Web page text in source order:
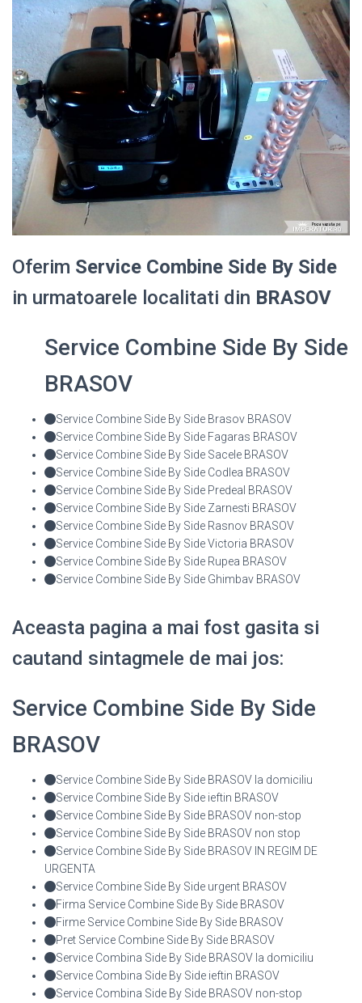
Oferim Service Combine Side By Side
in urmatoarele localitati din BRASOV
Service Combine Side By Side
BRASOV
Service Combine Side By Side Brasov BRASOV
Service Combine Side By Side Fagaras BRASOV
Service Combine Side By Side Sacele BRASOV
Service Combine Side By Side Codlea BRASOV
Service Combine Side By Side Predeal BRASOV
Service Combine Side By Side Zarnesti BRASOV
Service Combine Side By Side Rasnov BRASOV
Service Combine Side By Side Victoria BRASOV
Service Combine Side By Side Rupea BRASOV
Service Combine Side By Side Ghimbav BRASOV
Aceasta pagina a mai fost gasita si
cautand sintagmele de mai jos:
Service Combine Side By Side
BRASOV
Service Combine Side By Side BRASOV la domiciliu
Service Combine Side By Side ieftin BRASOV
Service Combine Side By Side BRASOV non-stop
Service Combine Side By Side BRASOV non stop
Service Combine Side By Side BRASOV IN REGIM DE
URGENTA
Service Combine Side By Side urgent BRASOV
Firma Service Combine Side By Side BRASOV
Firme Service Combine Side By Side BRASOV
Pret Service Combine Side By Side BRASOV
Service Combina Side By Side BRASOV la domiciliu
Service Combina Side By Side ieftin BRASOV
Service Combina Side By Side BRASOV non-stop